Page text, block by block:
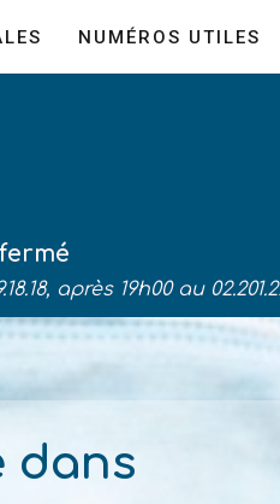
NUMÉROS UTILES
après 19h00 au
dans